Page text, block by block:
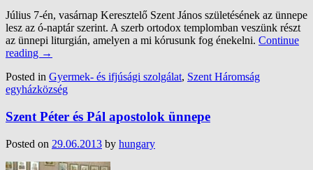
Július 7-én, vasárnap Keresztelő Szent János születésének az ünnepe
lesz az ó-naptár szerint. A szerb ortodox templomban veszünk részt
az ünnepi liturgián, amelyen a mi kórusunk fog énekelni. Continue
reading →
Posted in Gyermek- és ifjúsági szolgálat, Szent Háromság
egyházközség
Szent Péter és Pál apostolok ünnepe
Posted on 29.06.2013 by hungary